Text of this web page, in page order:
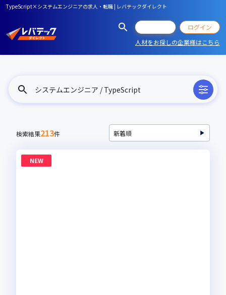
TypeScript×システムエンジニアの求人・転職 | レバテックダイレクト
ログイン
人材をお探しの企業様はこちら
システムエンジニア / TypeScript
検索結果213件
NEW